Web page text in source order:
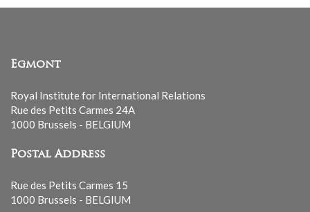
Egmont
Royal Institute for International Relations
Rue des Petits Carmes 24A
1000 Brussels - BELGIUM
Postal Address
Rue des Petits Carmes 15
1000 Brussels - BELGIUM